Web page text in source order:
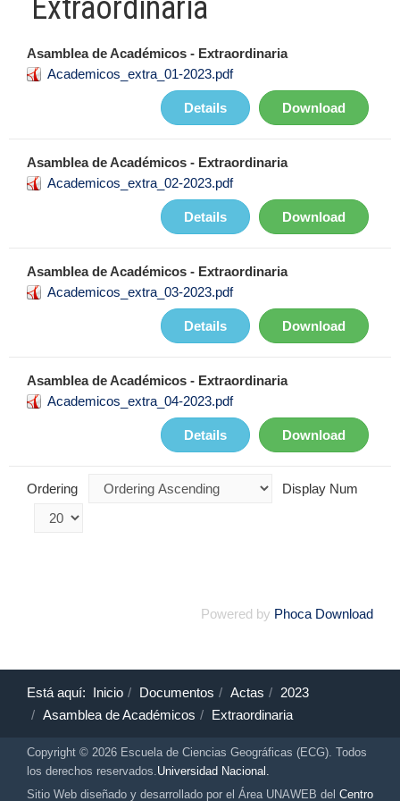
Extraordinaria
Asamblea de Académicos - Extraordinaria
Academicos_extra_01-2023.pdf
Download
Details
Asamblea de Académicos - Extraordinaria
Academicos_extra_02-2023.pdf
Download
Details
Asamblea de Académicos - Extraordinaria
Academicos_extra_03-2023.pdf
Download
Details
Asamblea de Académicos - Extraordinaria
Academicos_extra_04-2023.pdf
Download
Details
Ordering Display Num
Powered by Phoca Download
Está aquí: Inicio Documentos Actas
2023
Asamblea de Académicos
Extraordinaria
Copyright © 2026 Escuela de Ciencias Geográficas (ECG). Todos
los derechos reservados.Universidad Nacional.
Sitio Web diseñado y desarrollado por el Área UNAWEB del Centro